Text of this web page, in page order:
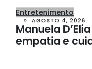
Entretenimento
AGOSTO 4, 2026
Manuela
empatia e